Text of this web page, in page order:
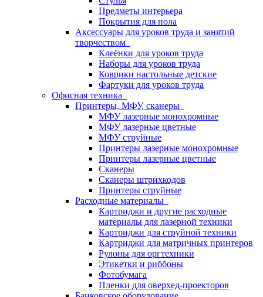
Предметы интерьера
Покрытия для пола
Аксессуары для уроков труда и занятий
творчеством
Клеёнки для уроков труда
Наборы для уроков труда
Коврики настольные детские
Фартуки для уроков труда
Офисная техника
Принтеры, МФУ, сканеры
МФУ лазерные монохромные
МФУ лазерные цветные
МФУ струйные
Принтеры лазерные монохромные
Принтеры лазерные цветные
Сканеры
Сканеры штрихкодов
Принтеры струйные
Расходные материалы
Картриджи и другие расходные
материалы для лазерной техники
Картриджи для струйной техники
Картриджи для матричных принтеров
Рулоны для оргтехники
Этикетки и риббоны
Фотобумага
Пленки для оверхед-проекторов